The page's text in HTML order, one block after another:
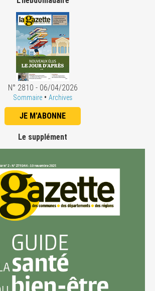
N° 2810 - 06/04/2026
Sommaire • Archives
JE M'ABONNE
Le supplément